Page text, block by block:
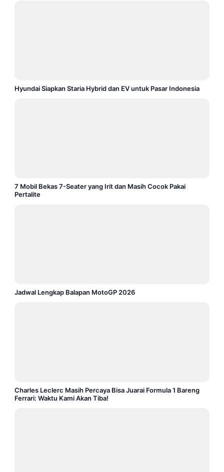
Hyundai Siapkan Staria Hybrid dan EV untuk Pasar Indonesia
7 Mobil Bekas 7-Seater yang Irit dan Masih Cocok Pakai
Pertalite
Jadwal Lengkap Balapan MotoGP 2026
Charles Leclerc Masih Percaya Bisa Juarai Formula 1 Bareng
Ferrari: Waktu Kami Akan Tiba!